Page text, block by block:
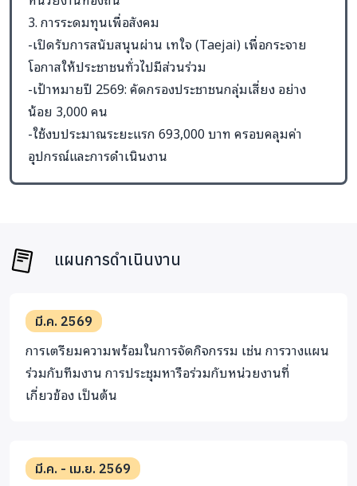
3. การระดมทุนเพื่อสังคม
-เปิดรับการสนับสนุนผ่าน เทใจ (Taejai) เพื่อกระจาย
โอกาสให้ประชาชนทั่วไปมีส่วนร่วม
-เป้าหมายปี 2569: คัดกรองประชาชนกลุ่มเสี่ยง อย่าง
น้อย 3,000 คน
-ใช้งบประมาณระยะแรก 693,000 บาท ครอบคลุมค่า
อุปกรณ์และการดำเนินงาน
แผนการดำเนินงาน
มี.ค. 2569
การเตรียมความพร้อมในการจัดกิจกรรม เช่น การวางแผน
ร่วมกับทีมงาน การประชุมหารือร่วมกับหน่วยงานที่
เกี่ยวข้อง เป็นต้น
มี.ค. - เม.ย. 2569